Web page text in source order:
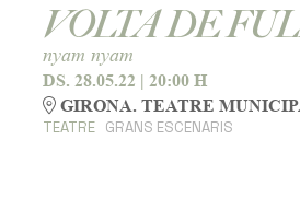
VOLTA DE
nyam nyam
DS. 28.05.22 | 20:00 H
GIRONA. TEATRE
TEATRE GRANS ESCENARIS